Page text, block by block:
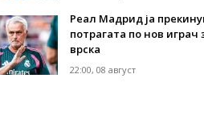
Реал Мадрид ја
потрагата по нов играч
врска
22:00, 08 август